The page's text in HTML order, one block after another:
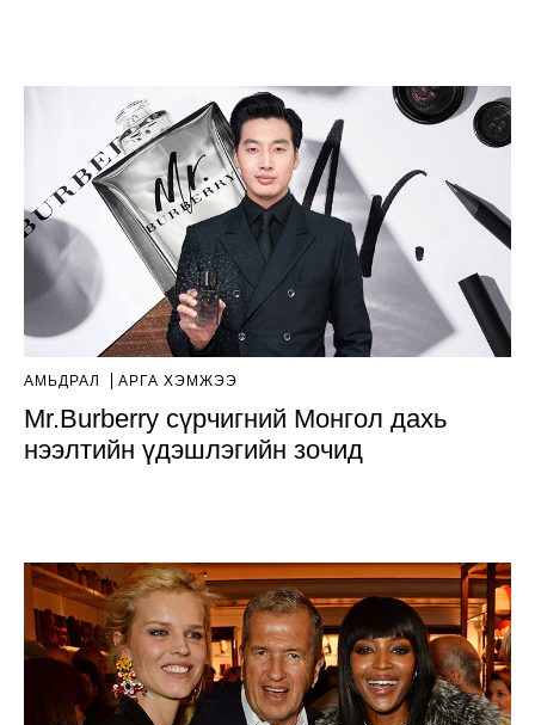
АМЬДРАЛ АРГА ХЭМЖЭЭ
Mr.Burberry сүрчигний Монгол дахь
нээлтийн үдэшлэгийн зочид